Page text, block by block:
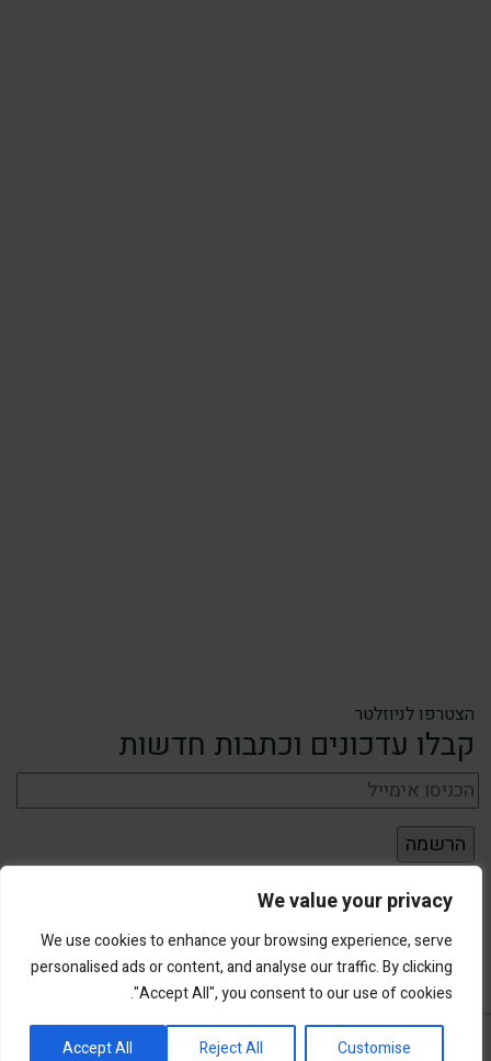
We value your privacy
We use cookies to enhance your browsing experience, serve
personalised ads or content, and analyse our traffic. By clicking
"Accept All", you consent to our use of cookies.
Customise
Reject All
Accept All
הצטרפו לניוזלטר
קבלו עדכונים וכתבות חדשות
פורטל השקעות וחדשנות